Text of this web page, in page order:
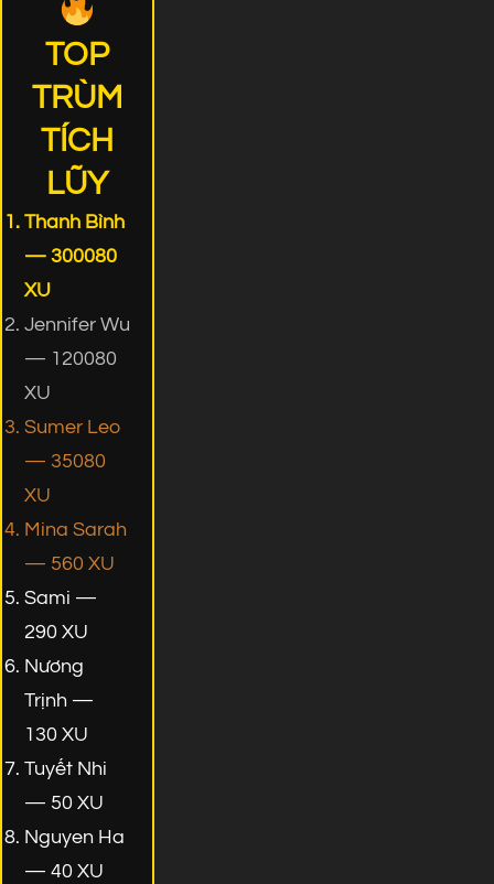
TOP
TRÙM
TÍCH
LŨY
Thanh Bình
— 300080
XU
Jennifer Wu
— 120080
XU
Sumer Leo
— 35080
XU
Mina Sarah
— 560 XU
Sami —
290 XU
Nương
Trịnh —
130 XU
Tuyết Nhi
— 50 XU
Nguyen Ha
— 40 XU